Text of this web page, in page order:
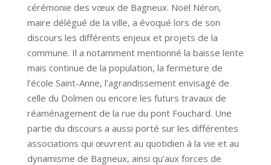
cérémonie des vœux de Bagneux. Noël Néron,
maire délégué de la ville, a évoqué lors de son
discours les différents enjeux et projets de la
commune. Il a notamment mentionné la baisse lente
mais continue de la population, la fermeture de
l’école Saint-Anne, l’agrandissement envisagé de
celle du Dolmen ou encore les futurs travaux de
réaménagement de la rue du pont Fouchard. Une
partie du discours a aussi porté sur les différentes
associations qui œuvrent au quotidien à la vie et au
dynamisme de Bagneux, ainsi qu’aux forces de